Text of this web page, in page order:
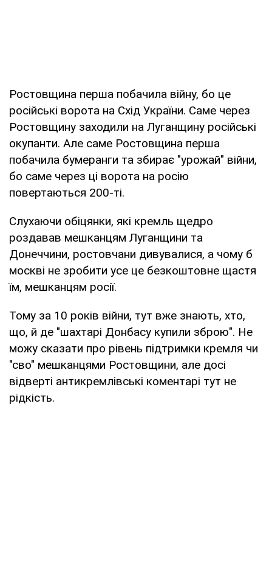
Ростовщина перша побачила війну, бо це
російські ворота на Схід України. Саме через
Ростовщину заходили на Луганщину російські
окупанти. Але саме Ростовщина перша
побачила бумеранги та збирає "урожай" війни,
бо саме через ці ворота на росію
повертаються 200-ті.
Слухаючи обіцянки, які кремль щедро
роздавав мешканцям Луганщини та
Донеччини, ростовчани дивувалися, а чому б
москві не зробити усе це безкоштовне щастя
їм, мешканцям росії.
Тому за 10 років війни, тут вже знають, хто,
що, й де "шахтарі Донбасу купили зброю". Не
можу сказати про рівень підтримки кремля чи
"сво" мешканцями Ростовщини, але досі
відверті антикремлівські коментарі тут не
рідкість.